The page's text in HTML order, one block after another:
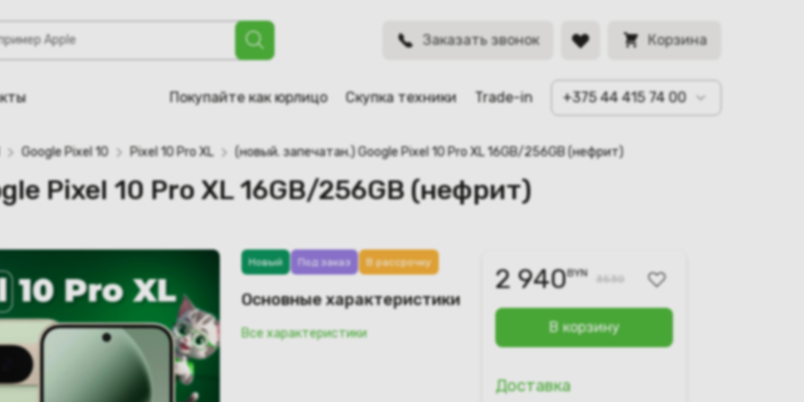
Заказать звонок Корзина
Покупайте как юрлицо Скупка техники Trade-in +375 44 415 74 00
XL 16GB/256GB (нефрит)
Google Pixel 10 Pixel 10 Pro XL (новый. запечатан.) Google Pixel 10 Pro XL 16GB/256GB (нефрит)
Pixel 10 Pro XL 16GB/256GB (нефрит)
Новый Под заказ В рассрочку
Основные характеристики
Все характеристики
2 940BYN 3530
В корзину
Доставка